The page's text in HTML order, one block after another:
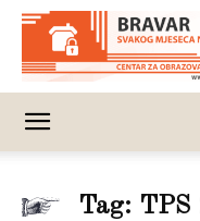
Tag: TPS